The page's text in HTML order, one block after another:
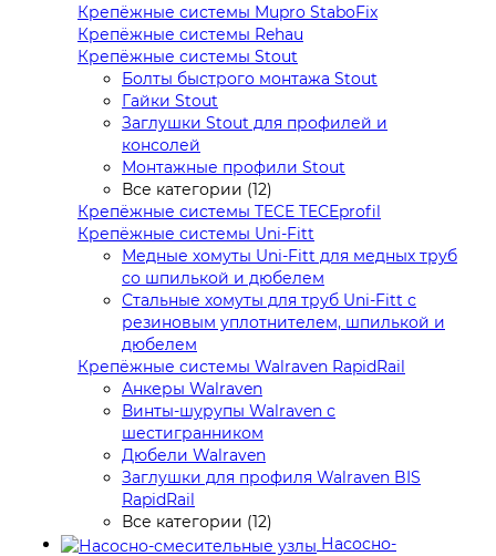
Крепёжные системы Mupro StaboFix
Крепёжные системы Rehau
Крепёжные системы Stout
Болты быстрого монтажа Stout
Гайки Stout
Заглушки Stout для профилей и
консолей
Монтажные профили Stout
Все категории (12)
Крепёжные системы TECE TECEprofil
Крепёжные системы Uni-Fitt
Медные хомуты Uni-Fitt для медных труб
со шпилькой и дюбелем
Стальные хомуты для труб Uni-Fitt с
резиновым уплотнителем, шпилькой и
дюбелем
Крепёжные системы Walraven RapidRail
Анкеры Walraven
Винты-шурупы Walraven с
шестигранником
Дюбели Walraven
Заглушки для профиля Walraven BIS
RapidRail
Все категории (12)
Насосно-